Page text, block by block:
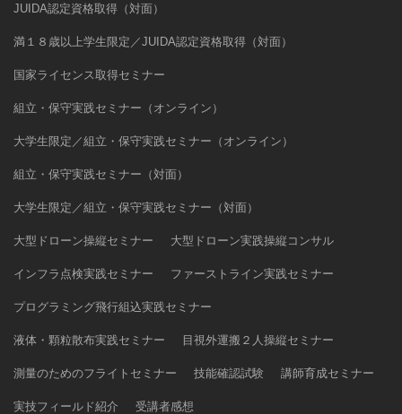
JUIDA認定資格取得（対面）
満１８歳以上学生限定／JUIDA認定資格取得（対面）
国家ライセンス取得セミナー
組立・保守実践セミナー（オンライン）
大学生限定／組立・保守実践セミナー（オンライン）
組立・保守実践セミナー（対面）
大学生限定／組立・保守実践セミナー（対面）
大型ドローン操縦セミナー 大型ドローン実践操縦コンサル
インフラ点検実践セミナー ファーストライン実践セミナー
プログラミング飛行組込実践セミナー
液体・顆粒散布実践セミナー 目視外運搬２人操縦セミナー
測量のためのフライトセミナー 技能確認試験 講師育成セミナー
実技フィールド紹介 受講者感想